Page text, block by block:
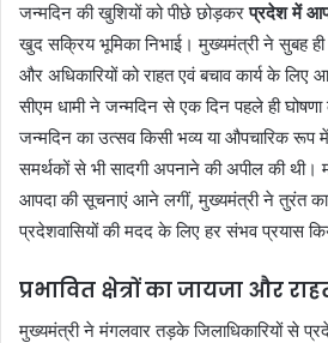
जन्मदिन की खुशियों को पीछे छोड़करप्रदेश में
खुद सक्रिय भूमिका निभाई। मुख्यमंत्री ने सुबह ही
और अधिकारियों को राहत एवं बचाव कार्य के लिए
सीएम धामी ने जन्मदिन से एक दिन पहले ही
जन्मदिन का उत्सव किसी भव्य या औपचारिक रूप
समर्थकों से भी सादगी अपनाने की अपील की थी।
आपदा की सूचनाएं आने लगीं, मुख्यमंत्री ने तुरंत
प्रदेशवासियों की मदद के लिए हर संभव प्रयास
प्रभावित क्षेत्रों का जायजा और
मुख्यमंत्री ने मंगलवार तड़के जिलाधिकारियों से